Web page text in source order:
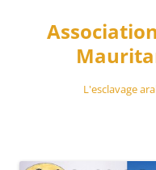
contenu
L'esclavage